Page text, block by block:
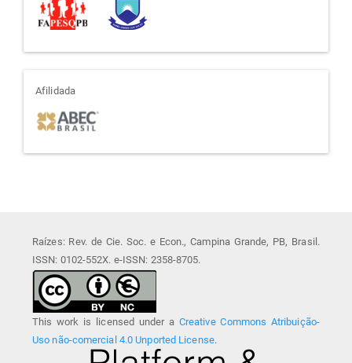
afiliada
Afilidada
Raízes: Rev. de Cie. Soc. e Econ., Campina Grande, PB, Brasil.
ISSN: 0102-552X. e-ISSN: 2358-8705.
This work is licensed under a Creative Commons Atribuição-
Uso não-comercial 4.0 Unported License.